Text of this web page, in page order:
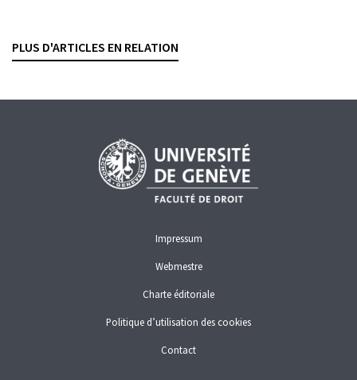
PLUS D'ARTICLES EN RELATION
Impressum
Webmestre
Charte éditoriale
Politique d’utilisation des cookies
Contact